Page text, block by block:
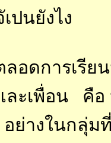
เปนยังไง
ลอดการเรีย
ละเพื่อน คือ
อย่างในกลุ่ม